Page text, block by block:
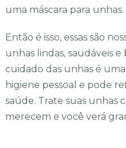
uma máscara para unhas.
Então é isso, essas são
unhas lindas, saudáveis
cuidado das unhas é
higiene pessoal e pode
saúde. Trate suas unhas
merecem e você verá